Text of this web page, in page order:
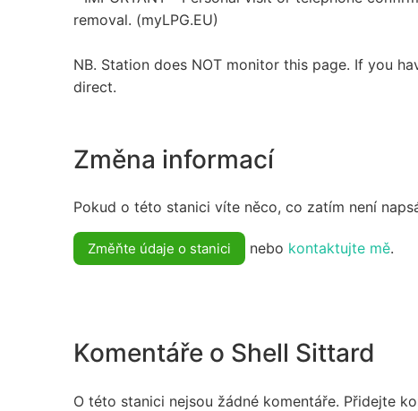
removal. (myLPG.EU)
NB. Station does NOT monitor this page. If you
direct.
Změna informací
Pokud o této stanici víte něco, co zatím není
Změňte údaje o stanici nebo kontaktujte mě.
Komentáře o Shell Sittard
O této stanici nejsou žádné komentáře. Přidejte